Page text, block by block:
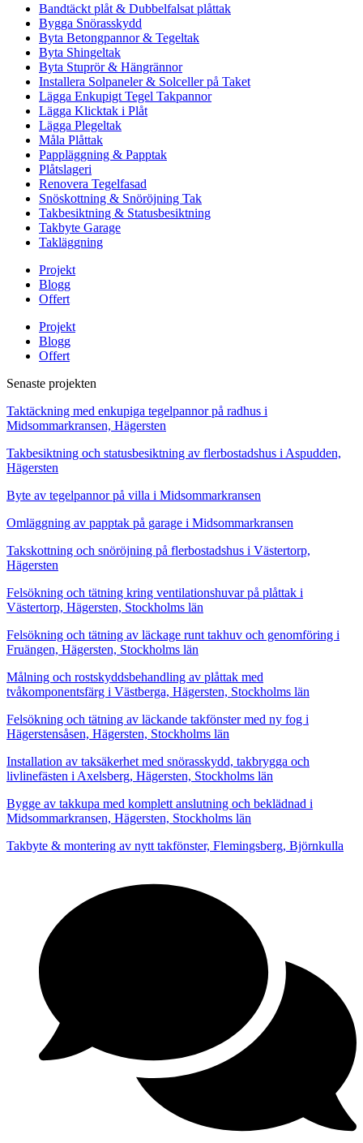
Bandtäckt plåt & Dubbelfalsat plåttak
Bygga Snörasskydd
Byta Betongpannor & Tegeltak
Byta Shingeltak
Byta Stuprör & Hängrännor
Installera Solpaneler & Solceller på Taket
Lägga Enkupigt Tegel Takpannor
Lägga Klicktak i Plåt
Lägga Plegeltak
Måla Plåttak
Pappläggning & Papptak
Plåtslageri
Renovera Tegelfasad
Snöskottning & Snöröjning Tak
Takbesiktning & Statusbesiktning
Takbyte Garage
Takläggning
Projekt
Blogg
Offert
Projekt
Blogg
Offert
Senaste projekten
Taktäckning med enkupiga tegelpannor på radhus i
Midsommarkransen, Hägersten
Takbesiktning och statusbesiktning av flerbostadshus i Aspudden,
Hägersten
Byte av tegelpannor på villa i Midsommarkransen
Omläggning av papptak på garage i Midsommarkransen
Takskottning och snöröjning på flerbostadshus i Västertorp,
Hägersten
Felsökning och tätning kring ventilationshuvar på plåttak i
Västertorp, Hägersten, Stockholms län
Felsökning och tätning av läckage runt takhuv och genomföring i
Fruängen, Hägersten, Stockholms län
Målning och rostskyddsbehandling av plåttak med
tvåkomponentsfärg i Västberga, Hägersten, Stockholms län
Felsökning och tätning av läckande takfönster med ny fog i
Hägerstensåsen, Hägersten, Stockholms län
Installation av taksäkerhet med snörasskydd, takbrygga och
livlinefästen i Axelsberg, Hägersten, Stockholms län
Bygge av takkupa med komplett anslutning och beklädnad i
Midsommarkransen, Hägersten, Stockholms län
Takbyte & montering av nytt takfönster, Flemingsberg, Björnkulla